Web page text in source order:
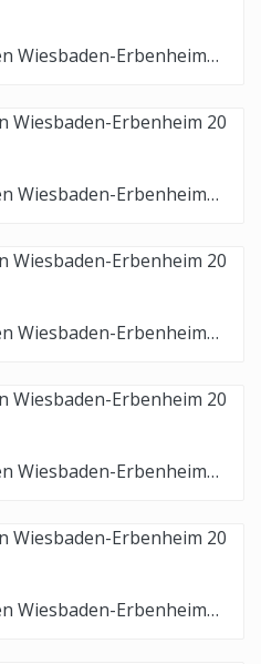
LaSa Waeschbachstelzen Wiesbaden-Erbenheim 20 04 2024 0071
LaSa Waeschbachstelzen Wiesbaden-Erbenheim 20 04 2024 0072
LaSa Waeschbachstelzen Wiesbaden-Erbenheim 20 04 2024 0073
LaSa Waeschbachstelzen Wiesbaden-Erbenheim 20 04 2024 0074
LaSa Waeschbachstelzen Wiesbaden-Erbenheim 20 04 2024 0075